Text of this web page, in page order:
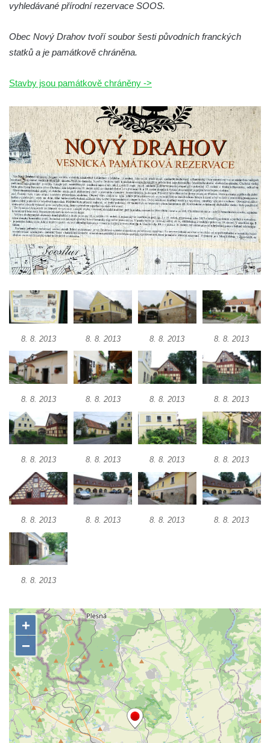
Dům čp. 175 ve Chřibské
Dům čp. 182 ve Chřibské
Budova základní školy v Lužci nad Vltavou
Budova stáčírny Bílina-Kyselka
Rodný dům Josefa Hory v Dobříni
Královská mincovna v Jáchymově
Chudobinec Franze Preidla v České
Kamenici
Dům čp. 26 ve Velenicích
Dům čp. 31 ve Velenicích
Dům čp. 121 ve Velenicích
Dům čp. 155 ve Velenicích
Bývalá fara ve Velenicích
Dům ev.č. 26 ve Velenicích
Dům čp. 68 ve Velenicích
Dům čp. 67 ve Svojkově
Torzo domu čp. 6 ve Svojkově
Městské divadlo Chomutov
Ludwig Breitfeld, výroba prýmků – dnes
Pivovar Chalupník v Perštejně
Hostinec ve Svojkově
Dům obuvi Baťa v Liberci
Spořitelna v Semilech
Dům čp. 2 v Semilech (sídlo Muzea a
Pojizerské galerie)
Pila U Lišáka u Rabštejna nad Střelou
Bývalá fara v Pražské ulici v Bochově
Fara u kostela svatých Petra a Pavla ve
Žluticích
Fuchsova vila v České Kamenici
Robert Fuchs, papírna v České Kamenici
Bývalá továrna Florian Hübel, tkalcovna u
vyhledávané přírodní rezervace SOOS.
Obec Nový Drahov tvoří soubor šesti původních franckých
statků a je památkově chráněna.
Stavby jsou památkově chráněny ->
8. 8. 2013 8. 8. 2013 8. 8. 2013 8. 8. 2013
8. 8. 2013 8. 8. 2013 8. 8. 2013 8. 8. 2013
8. 8. 2013 8. 8. 2013 8. 8. 2013 8. 8. 2013
8. 8. 2013 8. 8. 2013 8. 8. 2013 8. 8. 2013
8. 8. 2013